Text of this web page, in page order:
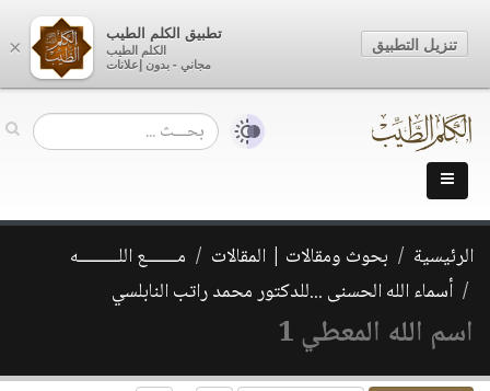
الرئيسية بحوث ومقالات | المقالات
مـــــــع اللـــــــــه
أسماء الله الحسنى ...للدكتور محمد راتب النابلسي
اسم الله المعطي 1
×
تطبيق الكلم الطيب
الكلم الطيب
مجاني - بدون إعلانات
تنزيل التطبيق